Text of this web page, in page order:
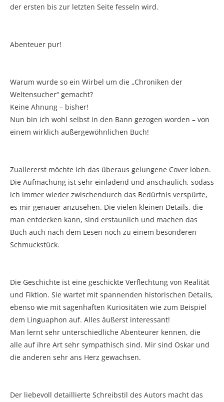
der ersten bis zur letzten Seite fesseln wird.
Abenteuer pur!
Warum wurde so ein Wirbel um die „Chroniken der
Weltensucher“ gemacht?
Keine Ahnung – bisher!
Nun bin ich wohl selbst in den Bann gezogen worden – von
einem wirklich außergewöhnlichen Buch!
Zuallererst möchte ich das überaus gelungene Cover loben.
Die Aufmachung ist sehr einladend und anschaulich, sodass
ich immer wieder zwischendurch das Bedürfnis verspürte,
es mir genauer anzusehen. Die vielen kleinen Details, die
man entdecken kann, sind erstaunlich und machen das
Buch auch nach dem Lesen noch zu einem besonderen
Schmuckstück.
Die Geschichte ist eine geschickte Verflechtung von Realität
und Fiktion. Sie wartet mit spannenden historischen Details,
ebenso wie mit sagenhaften Kuriositäten wie zum Beispiel
dem Linguaphon auf. Alles äußerst interessant!
Man lernt sehr unterschiedliche Abenteurer kennen, die
alle auf ihre Art sehr sympathisch sind. Mir sind Oskar und
die anderen sehr ans Herz gewachsen.
Der liebevoll detaillierte Schreibstil des Autors macht das